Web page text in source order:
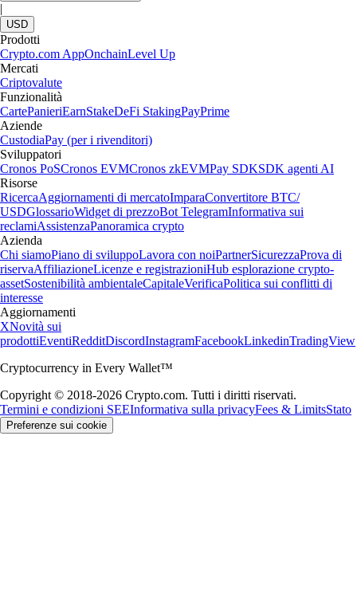
|
USD
Prodotti
Crypto.com AppOnchainLevel Up
Mercati
Criptovalute
Funzionalità
CartePanieriEarnStakeDeFi StakingPayPrime
Aziende
CustodiaPay (per i rivenditori)
Sviluppatori
Cronos PoSCronos EVMCronos zkEVMPay SDKSDK agenti AI
Risorse
RicercaAggiornamenti di mercatoImparaConvertitore BTC/
USDGlossarioWidget di prezzoBot TelegramInformativa sui
reclamiAssistenzaPanoramica crypto
Azienda
Chi siamoPiano di sviluppoLavora con noiPartnerSicurezzaProva di
riservaAffiliazioneLicenze e registrazioniHub esplorazione crypto-
assetSostenibilità ambientaleCapitaleVerificaPolitica sui conflitti di
interesse
Aggiornamenti
XNovità sui
prodottiEventiRedditDiscordInstagramFacebookLinkedinTradingView
Cryptocurrency in Every Wallet™
Copyright © 2018-2026 Crypto.com. Tutti i diritti riservati.
Termini e condizioni SEEInformativa sulla privacyFees & LimitsStato
Preferenze sui cookie